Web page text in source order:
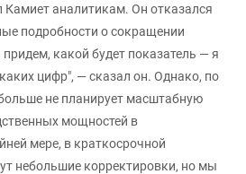
Камиет аналитикам. Он отказался
подробности о сокращении
какой будет показатель — я
цифр", — сказал он. Однако, по
не планирует масштабную
мощностей в
мере, в краткосрочной
небольшие корректировки, но мы